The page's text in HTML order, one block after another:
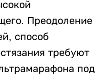
Преодоление
способ
требуют
под